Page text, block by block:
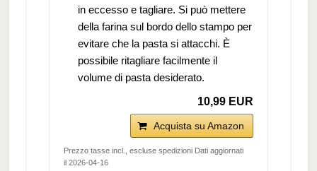
in eccesso e tagliare. Si può mettere
della farina sul bordo dello stampo per
evitare che la pasta si attacchi. È
possibile ritagliare facilmente il
volume di pasta desiderato.
10,99 EUR
Acquista su Amazon
Prezzo tasse incl., escluse spedizioni Dati aggiornati
il 2026-04-16